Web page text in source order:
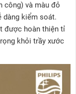
công) và màu đỏ
dàng kiểm soát.
được hoàn thiện tỉ
khỏi trầy xước